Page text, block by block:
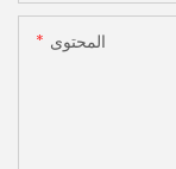
المحتوى